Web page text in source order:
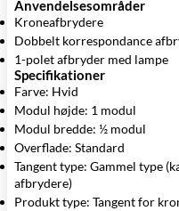
Anvendelsesområder
Kroneafbrydere
Dobbelt korrespondance
1-polet afbryder med lampe
Specifikationer
Farve: Hvid
Modul højde: 1 modul
Modul bredde: ½ modul
Overflade: Standard
Tangent type: Gammel type
afbrydere)
Produkt type: Tangent for